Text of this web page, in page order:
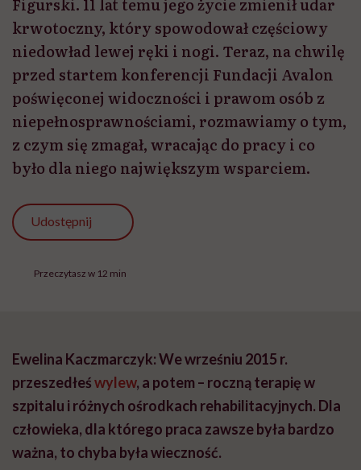
Figurski. 11 lat temu jego życie zmienił udar
krwotoczny, który spowodował częściowy
niedowład lewej ręki i nogi. Teraz, na chwilę
przed startem konferencji Fundacji Avalon
poświęconej widoczności i prawom osób z
niepełnosprawnościami, rozmawiamy o tym,
z czym się zmagał, wracając do pracy i co
było dla niego największym wsparciem.
Udostępnij
Przeczytasz w 12 min
Ewelina Kaczmarczyk: We wrześniu 2015 r.
przeszedłeśwylew, a potem – roczną terapię w
szpitalu i różnych ośrodkach rehabilitacyjnych. Dla
człowieka, dla którego praca zawsze była bardzo
ważna, to chyba była wieczność.